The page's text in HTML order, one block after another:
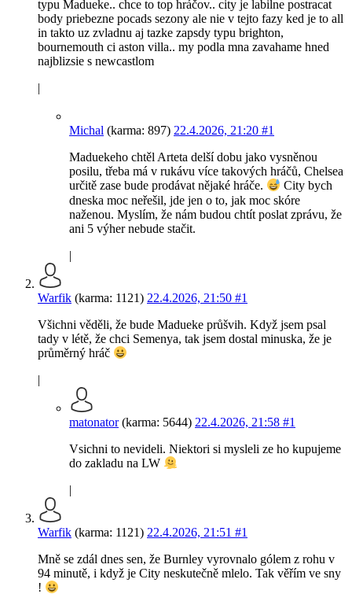
typu Madueke.. chce to top hráčov.. city je labilne postracat
body priebezne pocads sezony ale nie v tejto fazy ked je to all
in takto uz zvladnu aj tazke zapsdy typu brighton,
bournemouth ci aston villa.. my podla mna zavahame hned
najblizsie s newcastlom
|
Michal (karma: 897) 22.4.2026, 21:20 #1
Maduekeho chtěl Arteta delší dobu jako vysněnou
posilu, třeba má v rukávu více takových hráčů, Chelsea
určitě zase bude prodávat nějaké hráče.
City bych
dneska moc neřešil, jde jen o to, jak moc skóre
naženou. Myslím, že nám budou chtít poslat zprávu, že
ani 5 výher nebude stačit.
|
Warfik (karma: 1121) 22.4.2026, 21:50 #1
Všichni věděli, že bude Madueke průšvih. Když jsem psal
tady v létě, že chci Semenya, tak jsem dostal minuska, že je
průměrný hráč
|
matonator(karma: 5644) 22.4.2026, 21:58 #1
Vsichni to nevideli. Niektori si mysleli ze ho kupujeme
do zakladu na LW
Warfik (karma: 1121) 22.4.2026, 21:51 #1
Mně se zdál dnes sen, že Burnley vyrovnalo gólem z rohu v
94 minutě, i když je City neskutečně mlelo. Tak věřím ve sny
!